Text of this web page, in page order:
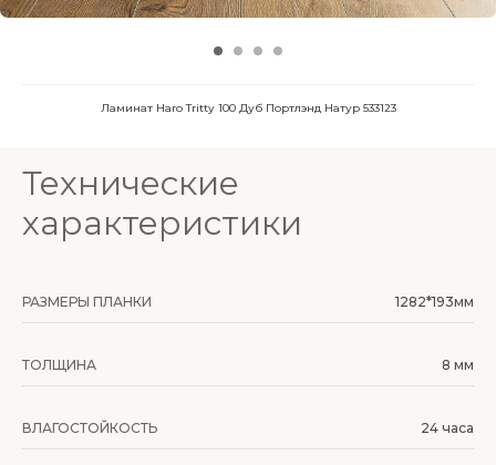
Ламинат Haro Tritty 100 Дуб Портлэнд Натур 533123
Технические
характеристики
РАЗМЕРЫ ПЛАНКИ 1282*193мм
ТОЛЩИНА 8 мм
ВЛАГОСТОЙКОСТЬ 24 часа